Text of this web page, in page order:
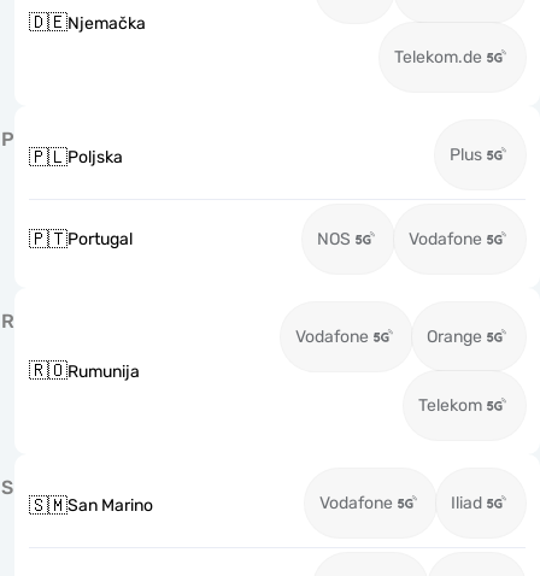
🇩🇪Njemačka
Telekom.de
P
🇵🇱Poljska Plus
🇵🇹Portugal NOS Vodafone
R
🇷🇴Rumunija
Vodafone Orange
Telekom
S
🇸🇲San Marino Vodafone Iliad